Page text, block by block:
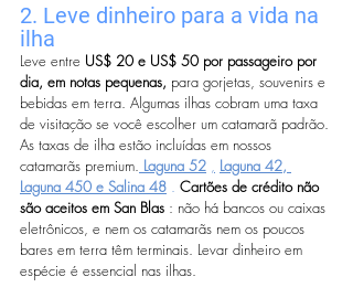
2. Leve dinheiro para a vida na
ilha
Leve entre US$ 20 e US$ 50 por passageiro por
dia, em notas pequenas, para gorjetas, souvenirs e
bebidas em terra. Algumas ilhas cobram uma taxa
de visitação se você escolher um catamarã padrão.
As taxas de ilha estão incluídas em nossos
catamarãs premium. Laguna 52 , Laguna 42,
Laguna 450 e Salina 48 . Cartões de crédito não
são aceitos em San Blas : não há bancos ou caixas
eletrônicos, e nem os catamarãs nem os poucos
bares em terra têm terminais. Levar dinheiro em
espécie é essencial nas ilhas.